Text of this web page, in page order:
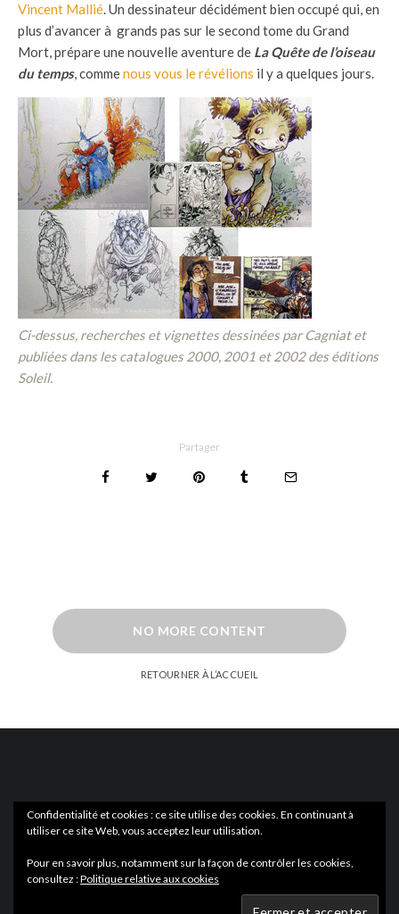
Vincent Mallié. Un dessinateur décidément bien occupé qui, en
plus d’avancer à grands pas sur le second tome du Grand
Mort, prépare une nouvelle aventure de La Quête de l’oiseau
du temps, commenous vous le révélions il y a quelques jours.
Ci-dessus, recherches et vignettes dessinées par Cagniat et
publiées dans les catalogues 2000, 2001 et 2002 des éditions
Soleil.
Partager
NO MORE CONTENT
RETOURNER À L’ACCUEIL
Confidentialité et cookies : ce site utilise des cookies. En continuant à
utiliser ce site Web, vous acceptez leur utilisation.
Pour en savoir plus, notamment sur la façon de contrôler les cookies,
consultez :Politique relative aux cookies